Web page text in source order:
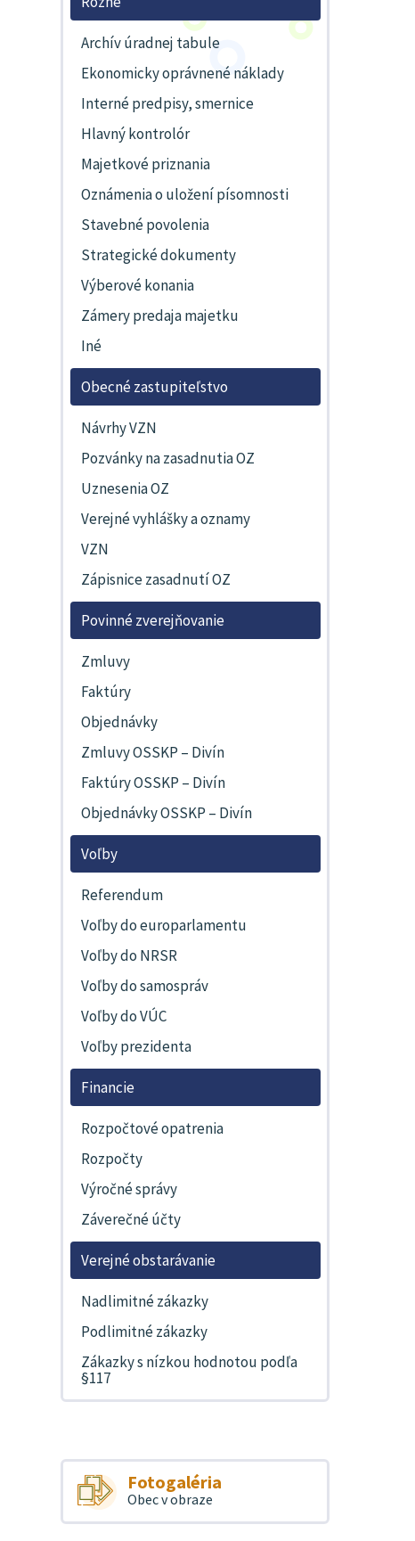
Archív úradnej tabule
Ekonomicky oprávnené náklady
Interné predpisy, smernice
Hlavný kontrolór
Majetkové priznania
Oznámenia o uložení písomnosti
Stavebné povolenia
Strategické dokumenty
Výberové konania
Zámery predaja majetku
Iné
Obecné zastupiteľstvo
Návrhy VZN
Pozvánky na zasadnutia OZ
Uznesenia OZ
Verejné vyhlášky a oznamy
VZN
Zápisnice zasadnutí OZ
Povinné zverejňovanie
Zmluvy
Faktúry
Objednávky
Zmluvy OSSKP – Divín
Faktúry OSSKP – Divín
Objednávky OSSKP – Divín
Voľby
Referendum
Voľby do europarlamentu
Voľby do NRSR
Voľby do samospráv
Voľby do VÚC
Voľby prezidenta
Financie
Rozpočtové opatrenia
Rozpočty
Výročné správy
Záverečné účty
Verejné obstarávanie
Nadlimitné zákazky
Podlimitné zákazky
Zákazky s nízkou hodnotou podľa
§117
Fotogaléria
Obec v obraze